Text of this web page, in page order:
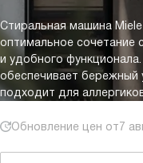
Стиральная машина
оптимальное сочетание
и удобного
обеспечивает бережный
подходит для
Обновление цен от7